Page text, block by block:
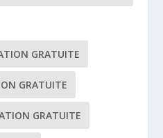
GRATUITE
GRATUITE
GRATUITE